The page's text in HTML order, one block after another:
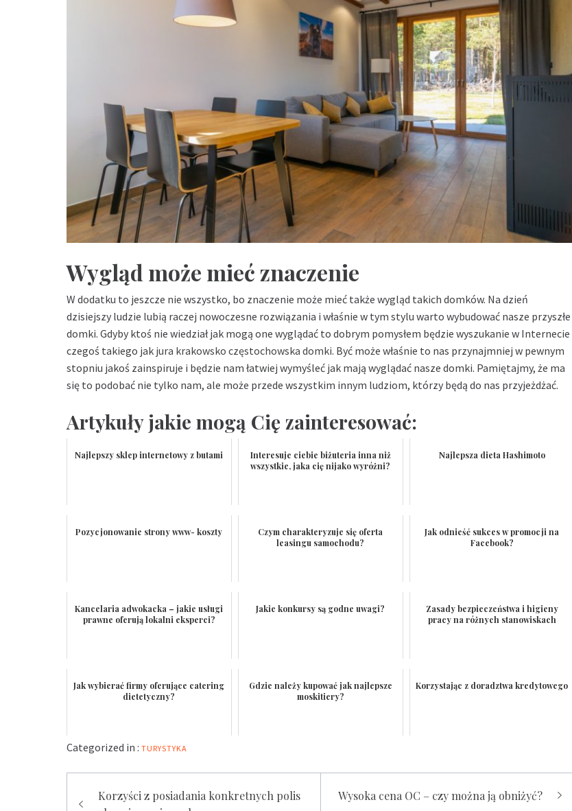
Wygląd może mieć znaczenie
W dodatku to jeszcze nie wszystko, bo znaczenie może mieć także wygląd takich domków. Na dzień
dzisiejszy ludzie lubią raczej nowoczesne rozwiązania i właśnie w tym stylu warto wybudować nasze przyszłe
domki. Gdyby ktoś nie wiedział jak mogą one wyglądać to dobrym pomysłem będzie wyszukanie w Internecie
czegoś takiego jak jura krakowsko częstochowska domki. Być może właśnie to nas przynajmniej w pewnym
stopniu jakoś zainspiruje i będzie nam łatwiej wymyśleć jak mają wyglądać nasze domki. Pamiętajmy, że ma
się to podobać nie tylko nam, ale może przede wszystkim innym ludziom, którzy będą do nas przyjeżdżać.
Artykuły jakie mogą Cię zainteresować:
Najlepszy sklep internetowy z butami
Interesuje ciebie biżuteria inna niż
wszystkie, jaka cię nijako wyróżni?
Najlepsza dieta Hashimoto
Pozycjonowanie strony www- koszty
Czym charakteryzuje się oferta
leasingu samochodu?
Jak odnieść sukces w promocji na
Facebook?
Kancelaria adwokacka – jakie usługi
prawne oferują lokalni eksperci?
Jakie konkursy są godne uwagi?
Zasady bezpieczeństwa i higieny
pracy na różnych stanowiskach
Jak wybierać firmy oferujące catering
dietetyczny?
Gdzie należy kupować jak najlepsze
moskitiery?
Korzystając z doradztwa kredytowego
Categorized in : TURYSTYKA
Nawigacja
Korzyści z posiadania konkretnych polis
Wysoka cena OC – czy można ją obniżyć?